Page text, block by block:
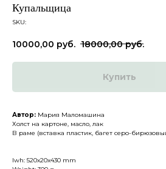
Купальщица
SKU:
10000,00 руб. 18000,00 руб.
Купить
Автор: Мария Маломашина
Холст на картоне, масло, лак
В раме (вставка пластик, багет серо-
lwh: 520x20x430 mm
ДРУГИЕ
Каталог
Политика конфиденциальности
О нас